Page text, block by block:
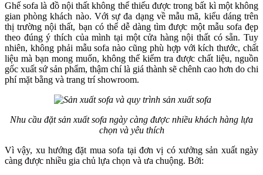
Ghế sofa là đồ nội thất không thể thiếu được trong bất kì một không
gian phòng khách nào. Với sự đa dạng về mẫu mã, kiểu dáng trên
thị trường nội thất, bạn có thể dễ dàng tìm được một mẫu sofa đẹp
theo đúng ý thích của mình tại một cửa hàng nội thất có sẵn. Tuy
nhiên, không phải mẫu sofa nào cũng phù hợp với kích thước, chất
liệu mà bạn mong muốn, không thể kiểm tra được chất liệu, nguồn
gốc xuất sứ sản phẩm, thậm chí là giá thành sẽ chênh cao hơn do chi
phí mặt bằng và trang trí showroom.
Nhu cầu đặt sản xuất sofa ngày càng được nhiều khách hàng lựa
chọn và yêu thích
Vì vậy, xu hướng đặt mua sofa tại đơn vị có xưởng sản xuất ngày
càng được nhiều gia chủ lựa chọn và ưa chuộng. Bởi: